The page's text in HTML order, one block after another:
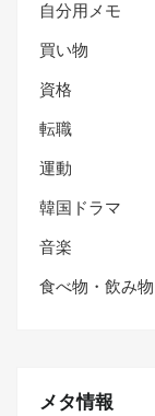
自分用メモ
買い物
資格
転職
運動
韓国ドラマ
音楽
食べ物・飲み物
メタ情報